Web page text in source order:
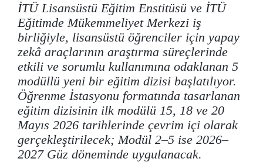
İTÜ Lisansüstü Eğitim Enstitüsü ve İTÜ
Eğitimde Mükemmeliyet Merkezi iş
birliğiyle, lisansüstü öğrenciler için yapay
zekâ araçlarının araştırma süreçlerinde
etkili ve sorumlu kullanımına odaklanan 5
modüllü yeni bir eğitim dizisi başlatılıyor.
Öğrenme İstasyonu formatında tasarlanan
eğitim dizisinin ilk modülü 15, 18 ve 20
Mayıs 2026 tarihlerinde çevrim içi olarak
gerçekleştirilecek; Modül 2–5 ise 2026–
2027 Güz döneminde uygulanacak.